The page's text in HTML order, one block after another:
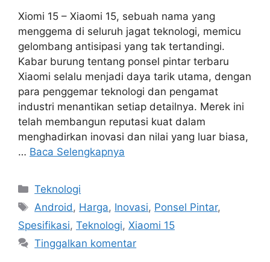
Xiomi 15 – Xiaomi 15, sebuah nama yang
menggema di seluruh jagat teknologi, memicu
gelombang antisipasi yang tak tertandingi.
Kabar burung tentang ponsel pintar terbaru
Xiaomi selalu menjadi daya tarik utama, dengan
para penggemar teknologi dan pengamat
industri menantikan setiap detailnya. Merek ini
telah membangun reputasi kuat dalam
menghadirkan inovasi dan nilai yang luar biasa,
… Baca Selengkapnya
Kategori
Teknologi
Tag
Android , Harga, Inovasi, Ponsel Pintar,
Spesifikasi, Teknologi, Xiaomi 15
Tinggalkan komentar